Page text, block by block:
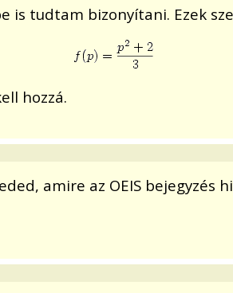
is tudtam bizonyítani. Ezek
hozzá.
amire az OEIS bejegyzés